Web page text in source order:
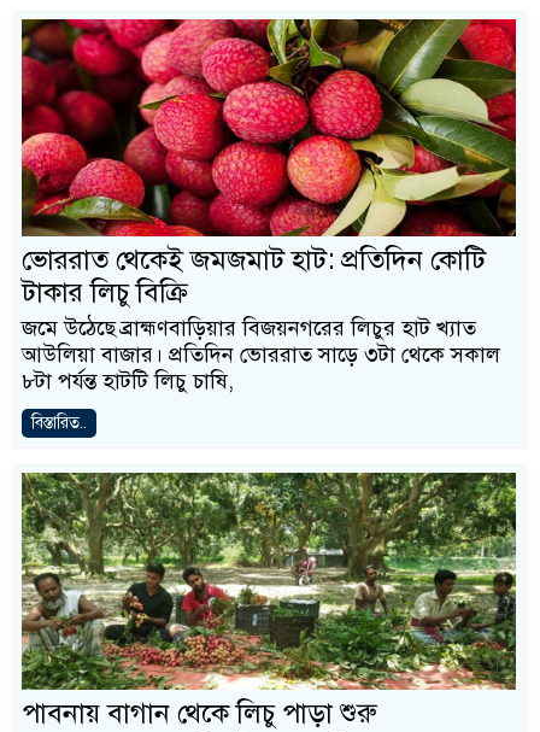
ভোররাত থেকেই জমজমাট হাট: প্রতিদিন কোটি
টাকার লিচু বিক্রি
জমে উঠেছে ব্রাহ্মণবাড়িয়ার বিজয়নগরের লিচুর হাট খ্যাত
আউলিয়া বাজার। প্রতিদিন ভোররাত সাড়ে ৩টা থেকে সকাল
৮টা পর্যন্ত হাটটি লিচু চাষি,
বিস্তারিত..
পাবনায় বাগান থেকে লিচু পাড়া শুরু